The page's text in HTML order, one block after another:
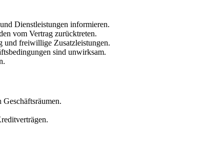
Dienstleistungen informieren.
vom Vertrag zurücktreten.
und freiwillige Zusatzleistungen.
sind unwirksam.